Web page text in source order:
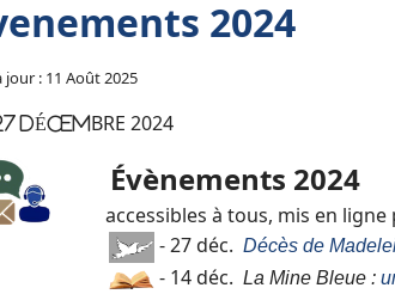
2024
jour : 11 Août 2025
DÉCEMBRE 2024
Évènements 2024
accessibles à tous, mis en ligne
- 27 déc. Décès de
- 14 déc. La Mine Bleue :